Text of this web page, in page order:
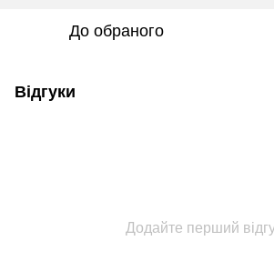
До обраного
Відгуки
Додайте перший